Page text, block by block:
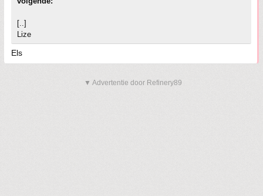
[..]
Lize
Els
▼ Advertentie door Refinery89